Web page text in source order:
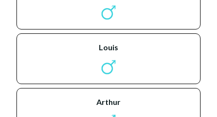
louis
arthur